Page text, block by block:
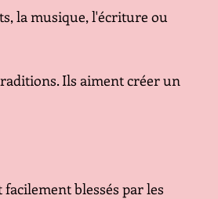
la musique, l'écriture ou
Ils aiment créer un
blessés par les